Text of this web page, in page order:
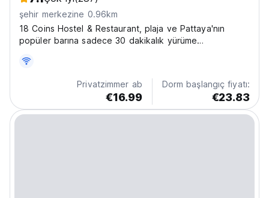
şehir merkezine 0.96km
18 Coins Hostel & Restaurant, plaja ve Pattaya'nın
popüler barına sadece 30 dakikalık yürüme
Privatzimmer ab
€16.99
Dorm başlangıç fiyatı:
€23.83